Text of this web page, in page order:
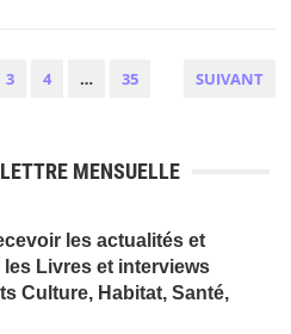
3 4 … 35 SUIVANT
MENSUELLE
les actualités et
Livres et interviews
Culture, Habitat, Santé,